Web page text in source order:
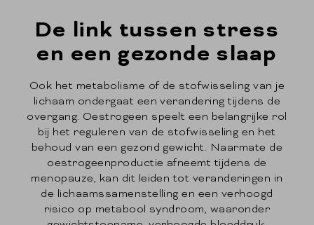
De link tussen stress
en een gezonde slaap
Ook het metabolisme of de stofwisseling van je
lichaam ondergaat een verandering tijdens de
overgang. Oestrogeen speelt een belangrijke rol
bij het reguleren van de stofwisseling en het
behoud van een gezond gewicht. Naarmate de
oestrogeenproductie afneemt tijdens de
menopauze, kan dit leiden tot veranderingen in
de lichaamssamenstelling en een verhoogd
risico op metabool syndroom, waaronder